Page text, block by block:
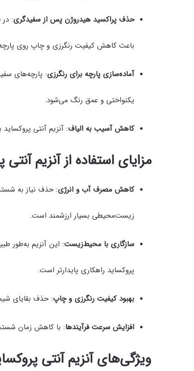
حذف پراکسید هیدروژن پس از سفیدگری:
باعث کاهش کیفیت رنگرزی و چاپ روی پارچه
آماده‌سازی پارچه برای رنگرزی: پارچه‌های
یکنواختی و عمق رنگ می‌شود.
کاهش آسیب به الیاف: آنزیم آنتی
مزایای استفاده از آنزیم
کاهش مصرف آب و انرژی: حذف نیاز به
زیست‌محیطی بسیار ارزشمند است.
سازگاری با محیط‌زیست: این آنزیم به‌طور
پروکساید راهکاری پایدارتر است.
بهبود کیفیت رنگرزی و چاپ: حذف بقایای
افزایش سرعت فرآیندها: با کاهش زمان
ویژگی‌های آنزیم آنتی